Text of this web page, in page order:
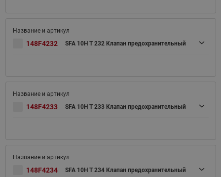
148F4232 SFA 10H T 232 Клапан предохранительный
148F4233 SFA 10H T 233 Клапан предохранительный
148F4234 SFA 10H T 234 Клапан предохранительный